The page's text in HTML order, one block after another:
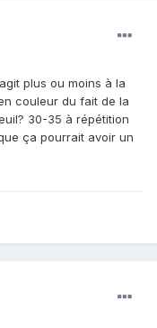
plus ou moins à la
couleur du fait de la
30-35 à répétition
ça pourrait avoir un